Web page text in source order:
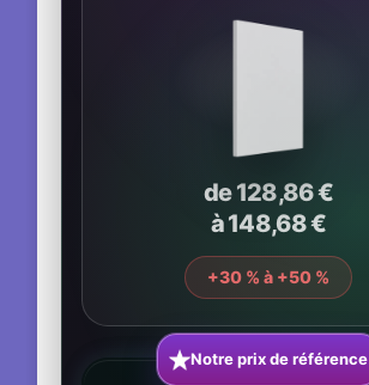
de 128,86 €
à 148,68 €
+30 % à +50 %
Notre prix de référence